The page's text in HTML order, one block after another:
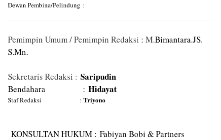
Dewan Pembina/Pelindung :
Pemimpin Umum / Pemimpin Redaksi : M.Bimantara.JS.
S.Mn.
Sekretaris Redaksi : Saripudin
Bendahara : Hidayat
Staf Redaksi : Triyono
KONSULTAN HUKUM : Fabiyan Bobi & Partners